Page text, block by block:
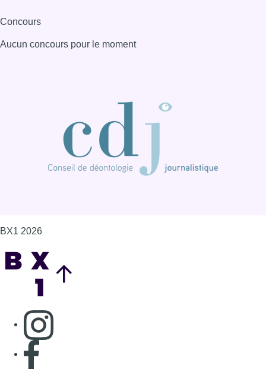
Concours
Aucun concours pour le moment
BX1 2026
Consulter page Instagram
Consulter page Facebook